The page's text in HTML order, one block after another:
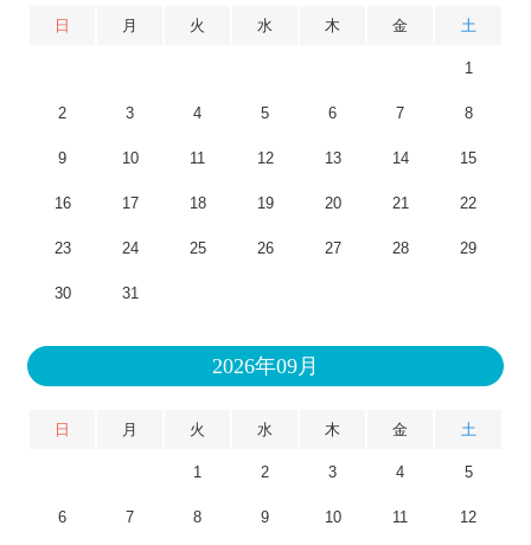
日 月 火 水 木 金 土
1
2 3 4 5 6 7 8
9 10 11 12 13 14 15
16 17 18 19 20 21 22
23 24 25 26 27 28 29
30 31
2026年09月
日 月 火 水 木 金 土
1 2 3 4 5
6 7 8 9 10 11 12